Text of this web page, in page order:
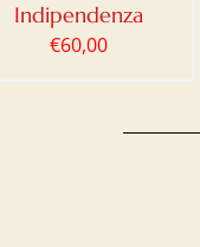
Indipendenza
€60,00